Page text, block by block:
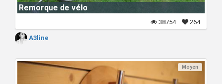
Remorque de vélo
264
38754
A3line
Moyen